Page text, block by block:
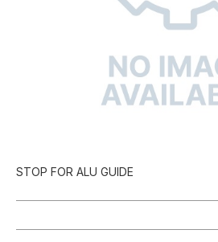
STOP FOR ALU GUIDE